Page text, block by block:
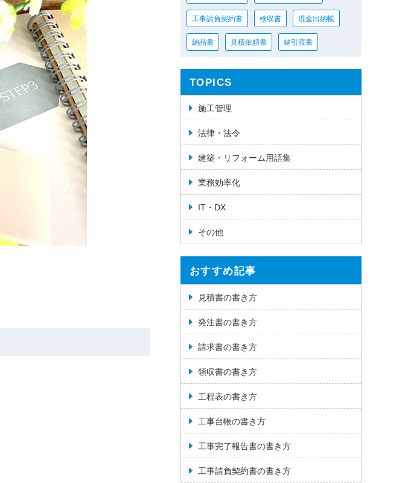
工事請負契約書 検収書 現金出納帳
納品書 見積依頼書 鍵引渡書
TOPICS
施工管理
法律・法令
建築・リフォーム用語集
業務効率化
IT・DX
その他
おすすめ記事
見積書の書き方
発注書の書き方
請求書の書き方
領収書の書き方
工程表の書き方
工事台帳の書き方
工事完了報告書の書き方
工事請負契約書の書き方